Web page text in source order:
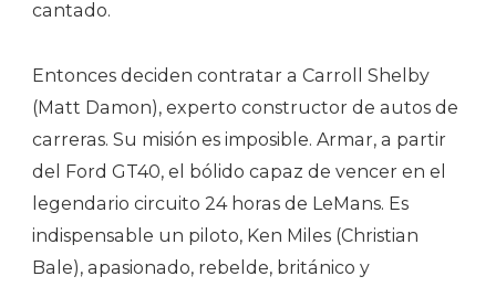
cantado.
Entonces deciden contratar a Carroll Shelby
(Matt Damon), experto constructor de autos de
carreras. Su misión es imposible. Armar, a partir
del Ford GT40, el bólido capaz de vencer en el
legendario circuito 24 horas de LeMans. Es
indispensable un piloto, Ken Miles (Christian
Bale), apasionado, rebelde, británico y